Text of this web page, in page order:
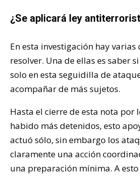
¿Se aplicará ley
En esta investigación hay
resolver. Una de ellas es saber
solo en esta seguidilla de
acompañar de más sujetos.
Hasta el cierre de esta nota por
habido más detenidos, esto
actuó sólo, sin embargo los
claramente una acción
una preparación mínima. A